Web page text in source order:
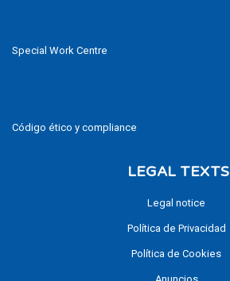
Special Work Centre
Código ético y compliance
LEGAL TEXTS
Legal notice
Política de Privacidad
Política de Cookies